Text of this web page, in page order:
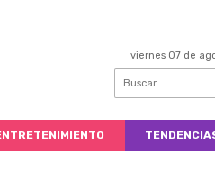
viernes 07 de